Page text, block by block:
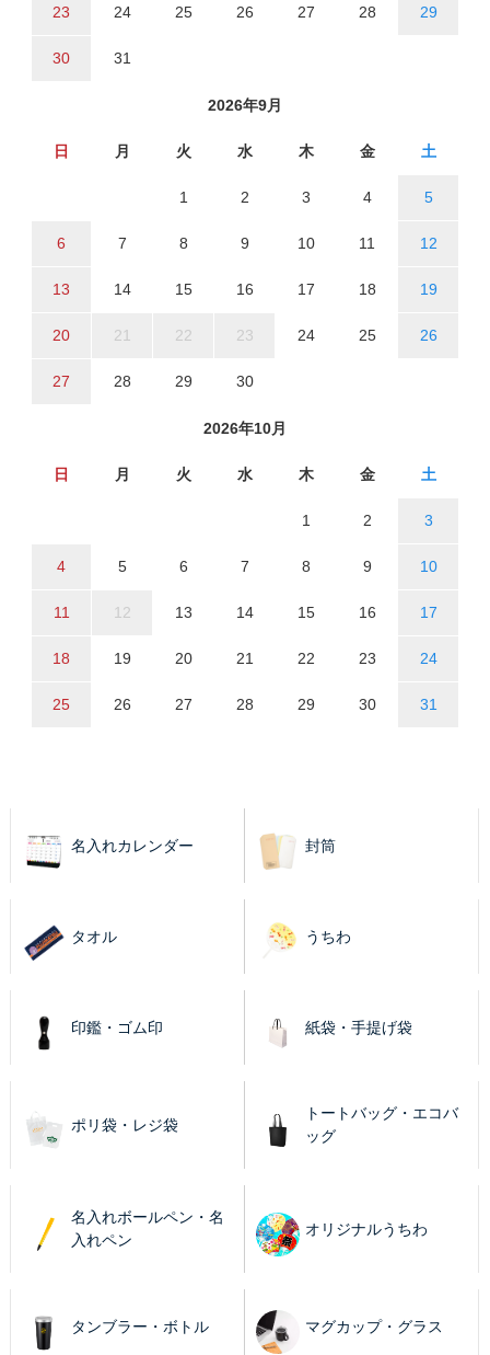
23 24 25 26 27 28 29
30 31
2026年9月
日 月 火 水 木 金 土
1 2 3 4 5
6 7 8 9 10 11 12
13 14 15 16 17 18 19
20 21 22 23 24 25 26
27 28 29 30
2026年10月
日 月 火 水 木 金 土
1 2 3
4 5 6 7 8 9 10
11 12 13 14 15 16 17
18 19 20 21 22 23 24
25 26 27 28 29 30 31
名入れカレンダー 封筒
タオル うちわ
印鑑・ゴム印 紙袋・手提げ袋
ポリ袋・レジ袋
トートバッグ・エコバ
ッグ
名入れボールペン・名
入れペン
オリジナルうちわ
タンブラー・ボトル マグカップ・グラス